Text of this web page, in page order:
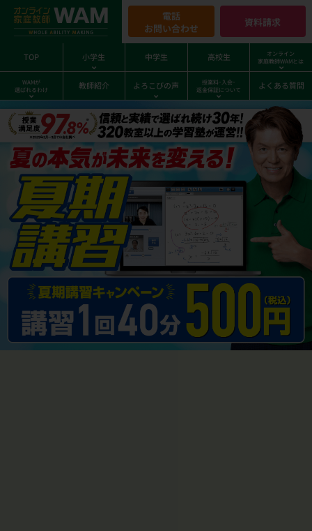
電話
お問い合わせ
資料請求
TOP 小学生 中学生 高校生
オンライン
家庭教師WAMとは
WAMが
選ばれるわけ
教師紹介 よろこびの声
授業料･入会･
返金保証について
よくある質問